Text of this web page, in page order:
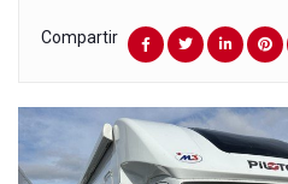
Compartir